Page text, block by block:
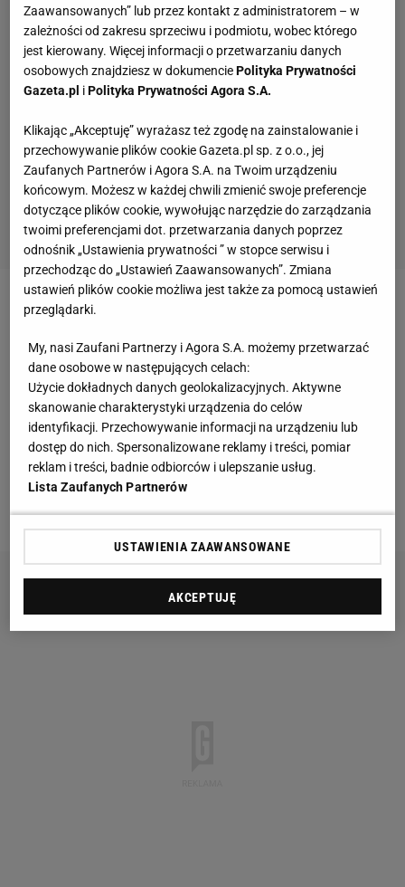
StevenGerrard
oczekiwań. Pomocnik nie ma jednak zamiaru
dezerterować z kadry. Chce dalej grać, walczyć o
tytułu i przywrócić "Synom Albionu" blask.
- W żadnym razie nie chcę, by porażka z Niemcami
była moim ostatnim meczem w kadrze - powiedział
oficjalnej stronieLiverpoolu.
Zaawansowanych” lub przez kontakt z administratorem – w
zależności od zakresu sprzeciwu i podmiotu, wobec którego
jest kierowany. Więcej informacji o przetwarzaniu danych
osobowych znajdziesz w dokumenciePolityka Prywatności
Gazeta.pl iPolityka Prywatności Agora S.A.
Klikając „Akceptuję” wyrażasz też zgodę na zainstalowanie i
przechowywanie plików cookie Gazeta.pl sp. z o.o., jej
Zaufanych Partnerów i Agora S.A. na Twoim urządzeniu
końcowym. Możesz w każdej chwili zmienić swoje preferencje
dotyczące plików cookie, wywołując narzędzie do zarządzania
twoimi preferencjami dot. przetwarzania danych poprzez
odnośnik „Ustawienia prywatności ” w stopce serwisu i
przechodząc do „Ustawień Zaawansowanych”. Zmiana
ustawień plików cookie możliwa jest także za pomocą ustawień
przeglądarki.
My, nasi Zaufani Partnerzy i Agora S.A. możemy przetwarzać
dane osobowe w następujących celach:
Użycie dokładnych danych geolokalizacyjnych. Aktywne
skanowanie charakterystyki urządzenia do celów
identyfikacji. Przechowywanie informacji na urządzeniu lub
dostęp do nich. Spersonalizowane reklamy i treści, pomiar
reklam i treści, badnie odbiorców i ulepszanie usług.
Lista Zaufanych Partnerów
USTAWIENIA ZAAWANSOWANE
AKCEPTUJĘ